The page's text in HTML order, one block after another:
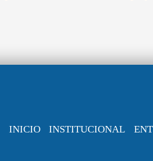
INICIO INSTITUCIONAL